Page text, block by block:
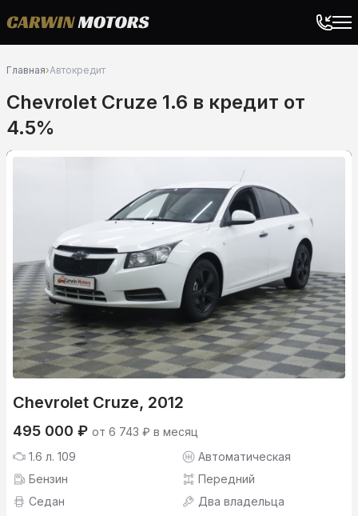
Главная›Автокредит
Chevrolet Cruze 1.6 в кредит от
4.5%
Chevrolet Cruze, 2012
495 000 ₽ от 6 743 ₽ в месяц
1.6 л. 109
Автоматическая
Бензин
Передний
Седан
Два владельца